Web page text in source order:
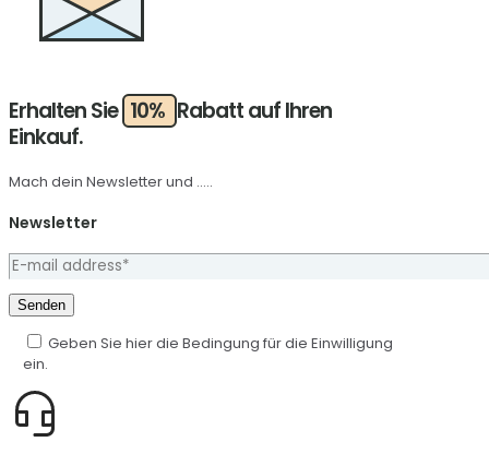
Erhalten Sie 10% Rabatt auf Ihren
Einkauf.
Mach dein Newsletter und .....
Newsletter
Geben Sie hier die Bedingung für die Einwilligung
ein.